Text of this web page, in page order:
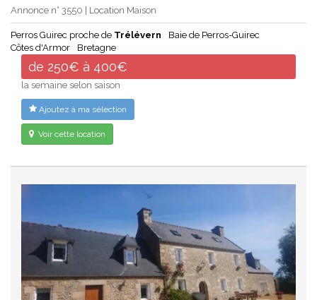
Annonce n° 3550 | Location Maison
Perros Guirec proche de Trélévern
Baie de Perros-Guirec
Côtes d'Armor
Bretagne
de 250€ à 400€
la semaine selon saison
Ajoutez à ma sélection
Voir cette location